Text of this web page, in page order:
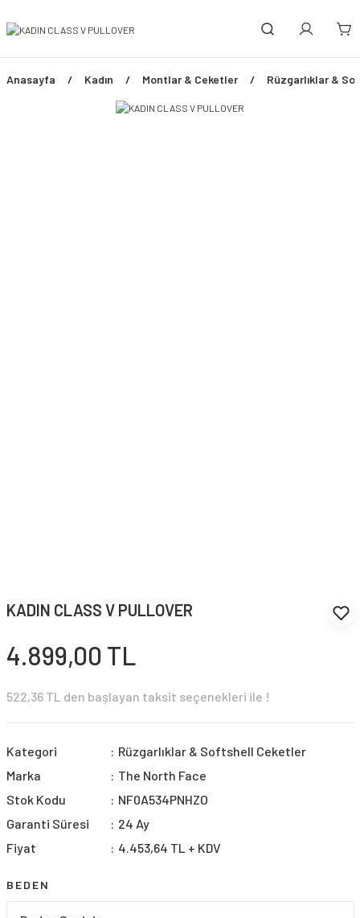
Anasayfa Kadın Montlar & Ceketler Rüzgarlıklar &
KADIN CLASS V PULLOVER
4.899,00 TL
522,36 TL den başlayan taksit seçenekleri ile !
Kategori
Rüzgarlıklar & Softshell Ceketler
Marka
The North Face
Stok Kodu
NF0A534PNHZO
Garanti Süresi
24 Ay
Fiyat
4.453,64 TL + KDV
BEDEN